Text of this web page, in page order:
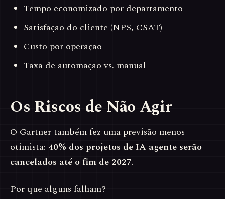
Tempo economizado por departamento
Satisfação do cliente (NPS, CSAT)
Custo por operação
Taxa de automação vs. manual
Os Riscos de Não Agir
O Gartner também fez uma previsão menos
otimista: 40% dos projetos de IA agente serão
cancelados até o fim de 2027.
Por que alguns falham?